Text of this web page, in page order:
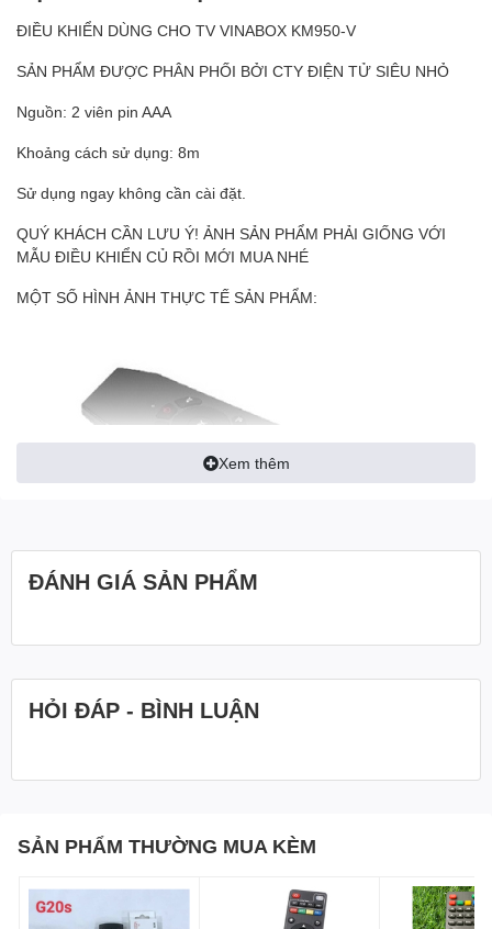
ĐIỀU KHIỂN DÙNG CHO TV VINABOX KM950-V
SẢN PHẨM ĐƯỢC PHÂN PHỐI BỞI CTY ĐIỆN TỬ SIÊU NHỎ
Nguồn: 2 viên pin AAA
Khoảng cách sử dụng: 8m
Sử dụng ngay không cần cài đặt.
QUÝ KHÁCH CẦN LƯU Ý! ẢNH SẢN PHẨM PHẢI GIỐNG VỚI
MẪU ĐIỀU KHIỂN CỦ RỒI MỚI MUA NHÉ
MỘT SỐ HÌNH ẢNH THỰC TẾ SẢN PHẨM:
Xem thêm
ĐÁNH GIÁ SẢN PHẨM
HỎI ĐÁP - BÌNH LUẬN
SẢN PHẨM THƯỜNG MUA KÈM